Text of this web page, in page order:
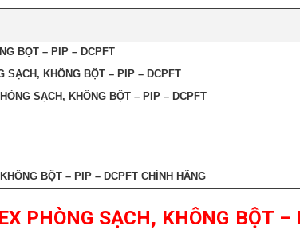
BỘT – PIP – DCPFT
SẠCH, KHÔNG BỘT – PIP – DCPFT
SẠCH, KHÔNG BỘT – PIP – DCPFT
BỘT – PIP – DCPFT CHÍNH HÃNG
PHÒNG SẠCH, KHÔNG BỘT –